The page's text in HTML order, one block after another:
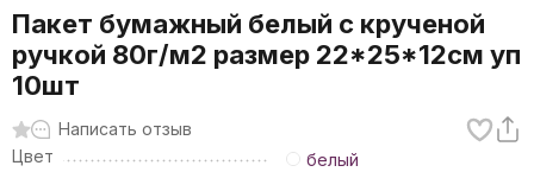
Пакет бумажный белый с крученой
ручкой 80г/м2 размер 22*25*12см уп
10шт
Написать отзыв
Цвет
белый